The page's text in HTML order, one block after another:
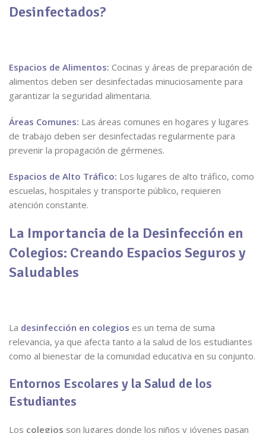
Desinfectados?
Espacios de Alimentos: Cocinas y áreas de preparación de
alimentos deben ser desinfectadas minuciosamente para
garantizar la seguridad alimentaria.
Áreas Comunes: Las áreas comunes en hogares y lugares
de trabajo deben ser desinfectadas regularmente para
prevenir la propagación de gérmenes.
Espacios de Alto Tráfico: Los lugares de alto tráfico, como
escuelas, hospitales y transporte público, requieren
atención constante.
La Importancia de la Desinfección en
Colegios: Creando Espacios Seguros y
Saludables
La desinfección en colegios es un tema de suma
relevancia, ya que afecta tanto a la salud de los estudiantes
como al bienestar de la comunidad educativa en su conjunto.
Entornos Escolares y la Salud de los
Estudiantes
Los colegios son lugares donde los niños y jóvenes pasan